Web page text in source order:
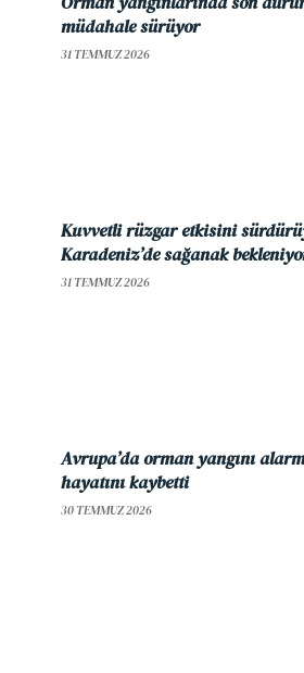
müdahale sürüyor
31 TEMMUZ 2026
Kuvvetli rüzgar etkisini
Karadeniz’de sağanak
31 TEMMUZ 2026
Avrupa’da orman yangını
hayatını kaybetti
30 TEMMUZ 2026